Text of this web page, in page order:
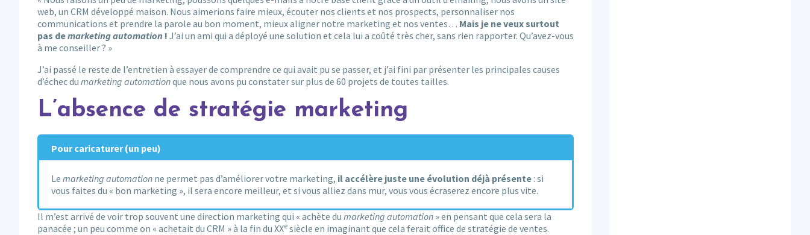
web, un CRM développé maison. Nous aimerions faire mieux, écouter nos clients et nos prospects, personnaliser nos
communications et prendre la parole au bon moment, mieux aligner notre marketing et nos ventes… Mais je ne veux surtout
pas demarketing automation ! J’ai un ami qui a déployé une solution et cela lui a coûté très cher, sans rien rapporter. Qu’avez-vous
à me conseiller ? »
J’ai passé le reste de l’entretien à essayer de comprendre ce qui avait pu se passer, et j’ai fini par présenter les principales causes
d’échec du marketing automationque nous avons pu constater sur plus de 60 projets de toutes tailles.
L’absence de stratégie marketing
Pour caricaturer (un peu)
Le marketing automation ne permet pas d’améliorer votre marketing, il accélère juste une évolution déjà présente : si
vous faites du « bon marketing », il sera encore meilleur, et si vous alliez dans mur, vous vous écraserez encore plus vite.
Il m’est arrivé de voir trop souvent une direction marketing qui « achète du marketing automation » en pensant que cela sera la
panacée ; un peu comme on « achetait du CRM » à la fin du XXe siècle en imaginant que cela ferait office de stratégie de ventes.